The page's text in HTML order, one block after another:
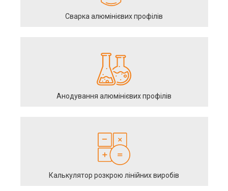
Сварка алюмінієвих профілів
Анодування алюмінієвих профілів
Калькулятор розкрою лінійних виробів